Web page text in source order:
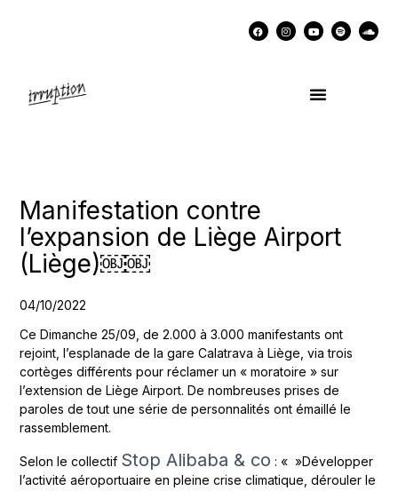
Manifestation contre
l’expansion de Liège Airport
(Liège)￼￼
04/10/2022
Ce Dimanche 25/09, de 2.000 à 3.000 manifestants ont
rejoint, l’esplanade de la gare Calatrava à Liège, via trois
cortèges différents pour réclamer un « moratoire » sur
l’extension de Liège Airport. De nombreuses prises de
paroles de tout une série de personnalités ont émaillé le
rassemblement.
Selon le collectif Stop Alibaba & co : « »Développer
l’activité aéroportuaire en pleine crise climatique, dérouler le